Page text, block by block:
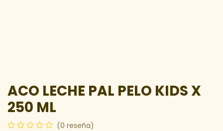
ACO LECHE PAL PELO KIDS X
250 ML
(0 reseña)